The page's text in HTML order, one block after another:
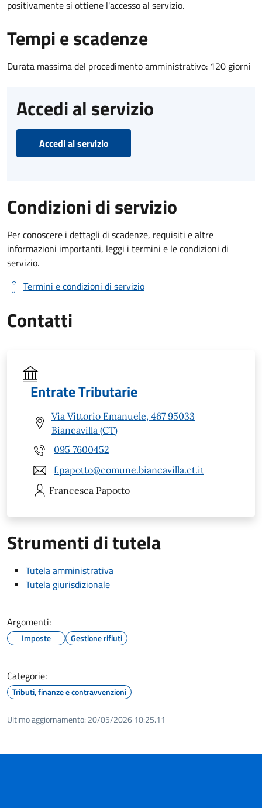
positivamente si ottiene l'accesso al servizio.
Tempi e scadenze
Durata massima del procedimento amministrativo: 120 giorni
Accedi al servizio
Accedi al servizio
Condizioni di servizio
Per conoscere i dettagli di scadenze, requisiti e altre
informazioni importanti, leggi i termini e le condizioni di
servizio.
Termini e condizioni di servizio
Contatti
Entrate Tributarie
Via Vittorio Emanuele, 467 95033
Biancavilla (CT)
095 7600452
f.papotto@comune.biancavilla.ct.it
Francesca Papotto
Strumenti di tutela
Tutela amministrativa
Tutela giurisdizionale
Argomenti:
Imposte Gestione rifiuti
Categorie:
Tributi, finanze e contravvenzioni
Ultimo aggiornamento: 20/05/2026 10:25.11